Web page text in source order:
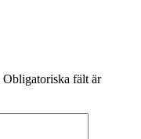
Obligatoriska fält är